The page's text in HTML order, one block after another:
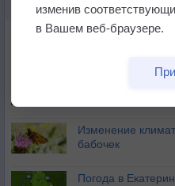
НОВОЕ О ПОГОДЕ
Атмосфера начала
В Приморье
Изменение
бабочек
Погода в
изменив
в Вашем веб-браузере.